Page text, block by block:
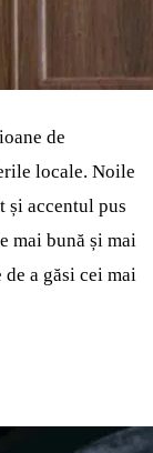
de
locale. Noile
și accentul pus
mai bună și mai
a găsi cei mai